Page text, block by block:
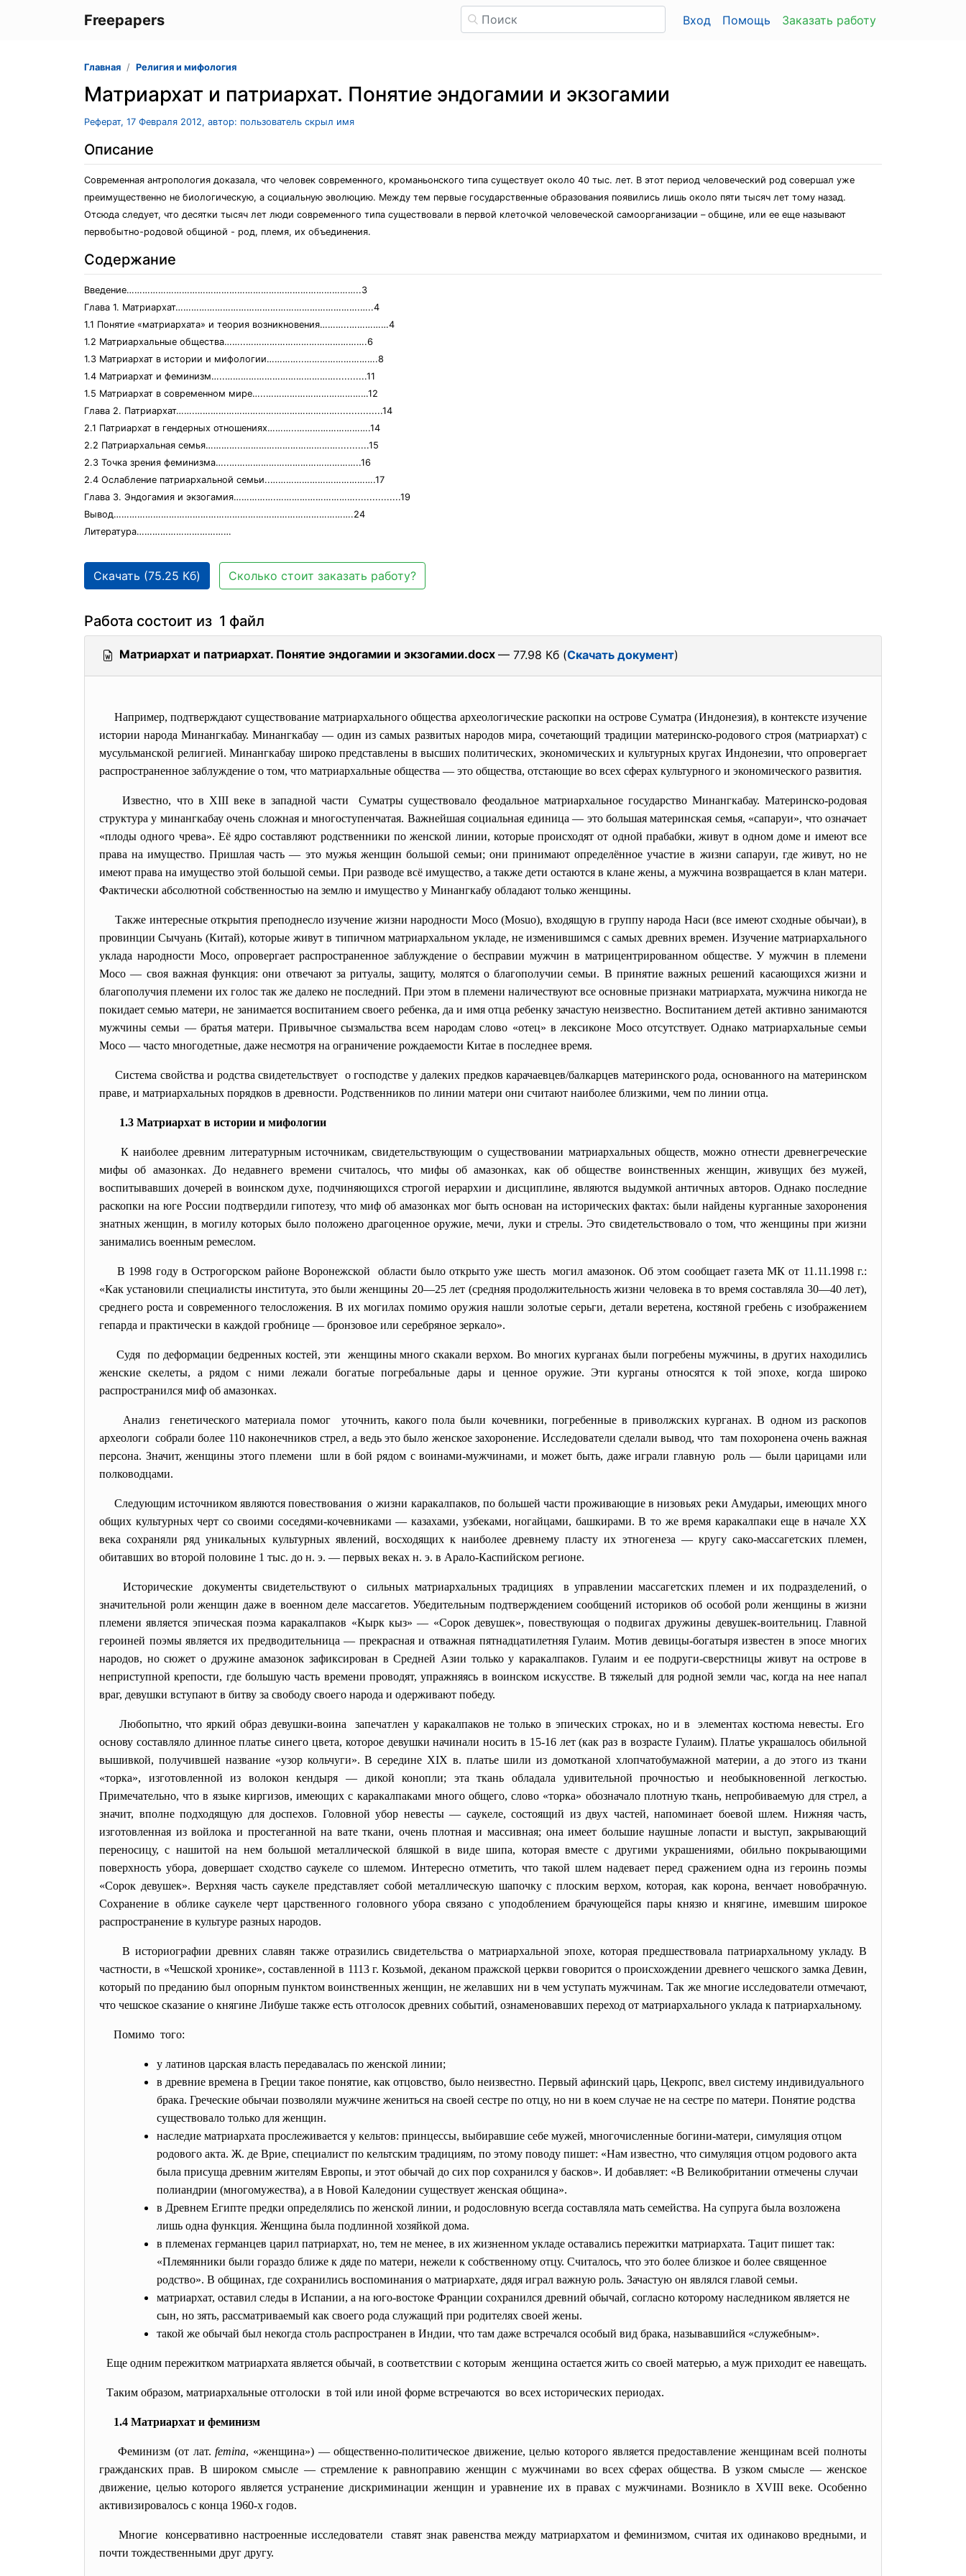
Freepapers Вход Помощь Заказать работу
Главная Религия и мифология
Матриархат и патриархат. Понятие эндогамии и экзогамии
Реферат, 17 Февраля 2012, автор: пользователь скрыл имя
Описание
Современная антропология доказала, что человек современного, кроманьонского типа существует около 40 тыс. лет. В этот период человеческий род совершал уже
преимущественно не биологическую, а социальную эволюцию. Между тем первые государственные образования появились лишь около пяти тысяч лет тому назад.
Отсюда следует, что десятки тысяч лет люди современного типа существовали в первой клеточкой человеческой самоорганизации – общине, или ее еще называют
первобытно-родовой общиной - род, племя, их объединения.
Содержание
Введение……………………………………………………………………………..3
Глава 1. Матриархат…………………………………………………………….…..4
1.1 Понятие «матриархата» и теория возникновения………..……………4
1.2 Матриархальные общества……..……………………………………….6
1.3 Матриархат в истории и мифологии…………..……………………….8
1.4 Матриархат и феминизм…..……………………………………...........11
1.5 Матриархат в современном мире…..…………………………………12
Глава 2. Патриархат…….………………………………………………................14
2.1 Патриархат в гендерных отношениях………..……………………….14
2.2 Патриархальная семья…………..………………………………...........15
2.3 Точка зрения феминизма…..…………………………………………..16
2.4 Ослабление патриархальной семьи..………………………………….17
Глава 3. Эндогамия и экзогамия…………….…………………………................19
Вывод……………………………………………………………………………….24
Литература………………………………
Скачать (75.25 Кб) Сколько стоит заказать работу?
Работа состоит из 1 файл
Матриархат и патриархат. Понятие эндогамии и экзогамии.docx — 77.98 Кб (Скачать документ)
Например, подтверждают существование матриархального общества археологические раскопки на островеСуматра (Индонезия), в контексте изучение
истории народаМинангкабау. Минангкабау — один из самых развитых народов мира, сочетающий традиции материнско-родового строя (матриархат) с
мусульманской религией. Минангкабау широко представлены в высших политических, экономических и культурных кругах Индонезии, что опровергает
распространенное заблуждение о том, что матриархальные общества — это общества, отстающие во всех сферах культурного и экономического развития.
Известно, что в XIII веке в западной части Суматры существовало феодальное матриархальное государство Минангкабау. Материнско-родовая
структура у минангкабау очень сложная и многоступенчатая. Важнейшая социальная единица — это большая материнская семья, «сапаруи», что означает
«плоды одного чрева». Её ядро составляют родственники по женской линии, которые происходят от одной прабабки, живут в одном доме и имеют все
права на имущество. Пришлая часть — это мужья женщин большой семьи; они принимают определённое участие в жизни сапаруи, где живут, но не
имеют права на имущество этой большой семьи. При разводе всё имущество, а также дети остаются в клане жены, а мужчина возвращается в клан матери.
Фактически абсолютной собственностью на землю и имущество у Минангкабу обладают только женщины.
Также интересные открытия преподнесло изучение жизни народности Мосо (Mosuo), входящую в группу народа Наси (все имеют сходные обычаи), в
провинцииСычуань (Китай), которые живут в типичном матриархальном укладе, не изменившимся с самых древних времен. Изучение матриархального
уклада народности Мосо, опровергает распространенное заблуждение о бесправии мужчин в матрицентрированном обществе. У мужчин в племени
Мосо — своя важная функция: они отвечают за ритуалы, защиту, молятся о благополучии семьи. В принятие важных решений касающихся жизни и
благополучия племени их голос так же далеко не последний. При этом в племени наличествуют все основные признаки матриархата, мужчина никогда не
покидает семью матери, не занимается воспитанием своего ребенка, да и имя отца ребенку зачастую неизвестно. Воспитанием детей активно занимаются
мужчины семьи — братья матери. Привычное сызмальства всем народам слово «отец» в лексиконе Мосо отсутствует. Однако матриархальные семьи
Мосо — часто многодетные, даже несмотря на ограничение рождаемости Китае в последнее время.
Система свойства и родства свидетельствует о господстве у далеких предковкарачаевцев/балкарцев материнского рода, основанного на материнском
праве, и матриархальных порядков в древности. Родственников по линии матери они считают наиболее близкими, чем по линии отца.
1.3 Матриархат в истории и мифологии
К наиболее древним литературным источникам, свидетельствующим о существовании матриархальных обществ, можно отнести древнегреческие
мифы об амазонках. До недавнего времени считалось, что мифы об амазонках, как об обществе воинственных женщин, живущих без мужей,
воспитывавших дочерей в воинском духе, подчиняющихся строгой иерархии и дисциплине, являются выдумкой античных авторов. Однако последние
раскопки на юге России подтвердили гипотезу, что миф об амазонках мог быть основан на исторических фактах: были найдены курганные захоронения
знатных женщин, в могилу которых было положено драгоценное оружие, мечи, луки и стрелы. Это свидетельствовало о том, что женщины при жизни
занимались военным ремеслом.
В 1998 году в Острогорском районе Воронежской области было открыто уже шесть могил амазонок. Об этом сообщает газета МК от 11.11.1998 г.:
«Как установили специалисты института, это были женщины 20—25 лет (средняя продолжительность жизни человека в то время составляла 30—40 лет),
среднего роста и современного телосложения. В их могилах помимо оружия нашли золотые серьги, детали веретена, костяной гребень с изображением
гепарда и практически в каждой гробнице — бронзовое или серебряное зеркало».
Судя по деформации бедренных костей, эти женщины много скакали верхом. Во многих курганах были погребены мужчины, в других находились
женские скелеты, а рядом с ними лежали богатые погребальные дары и ценное оружие. Эти курганы относятся к той эпохе, когда широко
распространился миф об амазонках.
Анализ генетического материала помог уточнить, какого пола были кочевники, погребенные в приволжскихкурганах. В одном из раскопов
археологи собрали более 110 наконечников стрел, а ведь это было женское захоронение. Исследователи сделали вывод, что там похоронена очень важная
персона. Значит, женщины этого племени шли в бой рядом с воинами-мужчинами, и может быть, даже играли главную роль — были царицами или
полководцами.
Следующим источником являются повествования о жизни каракалпаков, по большей части проживающие в низовьях реки Амударьи, имеющих много
общих культурных черт со своими соседями-кочевниками — казахами, узбеками, ногайцами, башкирами. В то же время каракалпаки еще в начале XX
века сохраняли ряд уникальных культурных явлений, восходящих к наиболее древнему пласту их этногенеза — кругу сако-массагетских племен,
обитавших во второй половине 1 тыс. до н. э. — первых веках н. э. в Арало-Каспийском регионе.
Исторические документы свидетельствуют о сильных матриархальных традициях в управлениимассагетских племен и их подразделений, о
значительной роли женщин даже в военном деле массагетов. Убедительным подтверждением сообщений историков об особой роли женщины в жизни
племени является эпическая поэма каракалпаков «Кырк кыз» — «Сорок девушек», повествующая о подвигах дружины девушек-воительниц. Главной
героиней поэмы является их предводительница — прекрасная и отважная пятнадцатилетняя Гулаим. Мотив девицы-богатыря известен в эпосе многих
народов, но сюжет о дружине амазонок зафиксирован в Средней Азии только у каракалпаков. Гулаим и ее подруги-сверстницы живут на острове в
неприступной крепости, где большую часть времени проводят, упражняясь в воинском искусстве. В тяжелый для родной земли час, когда на нее напал
враг, девушки вступают в битву за свободу своего народа и одерживают победу.
Любопытно, что яркий образ девушки-воина запечатлен у каракалпаков не только в эпических строках, но и в элементах костюма невесты. Его
основу составляло длинное платье синего цвета, которое девушки начинали носить в 15-16 лет (как раз в возрасте Гулаим). Платье украшалось обильной
вышивкой, получившей название «узор кольчуги». В середине XIX в. платье шили из домотканой хлопчатобумажной материи, а до этого из ткани
«торка», изготовленной из волокон кендыря — дикой конопли; эта ткань обладала удивительной прочностью и необыкновенной легкостью.
Примечательно, что в языке киргизов, имеющих с каракалпаками много общего, слово «торка» обозначало плотную ткань, непробиваемую для стрел, а
значит, вполне подходящую для доспехов. Головной убор невесты — саукеле, состоящий из двух частей, напоминает боевой шлем. Нижняя часть,
изготовленная из войлока и простеганной на вате ткани, очень плотная и массивная; она имеет большие наушные лопасти и выступ, закрывающий
переносицу, с нашитой на нем большой металлической бляшкой в виде шипа, которая вместе с другими украшениями, обильно покрывающими
поверхность убора, довершает сходство саукеле со шлемом. Интересно отметить, что такой шлем надевает перед сражением одна из героинь поэмы
«Сорок девушек». Верхняя часть саукеле представляет собой металлическую шапочку с плоским верхом, которая, как корона, венчает новобрачную.
Сохранение в облике саукеле черт царственного головного убора связано с уподоблением брачующейся пары князю и княгине, имевшим широкое
распространение в культуре разных народов.
В историографии древних славян также отразились свидетельства о матриархальной эпохе, которая предшествовала патриархальному укладу. В
частности, в «Чешской хронике», составленной в 1113 г.Козьмой, деканом пражской церкви говорится о происхождении древнего чешского замка Девин,
который по преданию был опорным пунктом воинственных женщин, не желавших ни в чем уступать мужчинам. Так же многие исследователи отмечают,
что чешское сказание о княгине Либуше также есть отголосок древних событий, ознаменовавших переход от матриархального уклада к патриархальному.
Помимо того:
у латинов царская власть передавалась по женской линии;
в древние времена в Греции такое понятие, как отцовство, было неизвестно. Первый афинский царь, Цекропс, ввел систему индивидуального
брака. Греческие обычаи позволяли мужчине жениться на своей сестре по отцу, но ни в коем случае не на сестре по матери. Понятие родства
существовало только для женщин.
наследие матриархата прослеживается у кельтов: принцессы, выбиравшие себе мужей, многочисленные богини-матери, симуляция отцом
родового акта. Ж. де Врие, специалист по кельтским традициям, по этому поводу пишет: «Нам известно, что симуляция отцом родового акта
была присуща древним жителям Европы, и этот обычай до сих пор сохранился у басков». И добавляет: «В Великобритании отмечены случаи
полиандрии (многомужества), а в Новой Каледонии существует женская община».
в Древнем Египте предки определялись по женской линии, и родословную всегда составляла мать семейства. На супруга была возложена
лишь одна функция. Женщина была подлинной хозяйкой дома.
в племенах германцев царил патриархат, но, тем не менее, в их жизненном укладе оставались пережитки матриархата. Тацит пишет так:
«Племянники были гораздо ближе к дяде по матери, нежели к собственному отцу. Считалось, что это более близкое и более священное
родство». В общинах, где сохранились воспоминания о матриархате, дядя играл важную роль. Зачастую он являлся главой семьи.
матриархат, оставил следы в Испании, а на юго-востоке Франции сохранился древний обычай, согласно которому наследником является не
сын, но зять, рассматриваемый как своего рода служащий при родителях своей жены.
такой же обычай был некогда столь распространен в Индии, что там даже встречался особый вид брака, называвшийся «служебным».
Еще одним пережитком матриархата является обычай, в соответствии с которым женщина остается жить со своей матерью, а муж приходит ее навещать.
Таким образом, матриархальные отголоски в той или иной форме встречаются во всех исторических периодах.
1.4 Матриархат и феминизм
Феминизм (от лат.femina, «женщина») — общественно-политическое движение, целью которого является предоставление женщинам всей полноты
гражданских прав. В широком смысле — стремление к равноправию женщин с мужчинами во всех сферах общества. В узком смысле — женское
движение, целью которого является устранение дискриминации женщин и уравнение их в правах с мужчинами. Возникло в XVIII веке. Особенно
активизировалось с конца 1960-х годов.
Многие консервативно настроенные исследователи ставят знак равенства между матриархатом ифеминизмом, считая их одинаково вредными, и
почти тождественными друг другу.